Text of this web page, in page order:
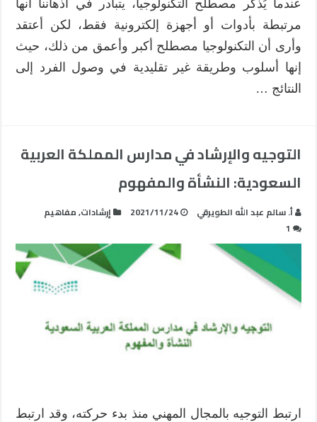
عندما يُذكر مصطلح التكنولوجيا، يتبادر في أذهاننا أنها
مرتبطة بأدوات أو أجهزة إلكترونية فقط، لكن أعتقد
وأرى أن التكنولوجيا مصطلح أكبر وأعمق من ذلك، حيث
إنها أسلوب وطريقة غير تقليدية في وصول الفرد إلى
النتائج …
التوجيه والإرشاد في مدارس المملكة العربية
السعودية: النشأة والمفهوم
أ. سالم عبد الله الطويرقي 2021/11/24 إرشادات,مفاهيم
1
ارتبط التوجيه بالمجال المهني منذ بدء حركته، وقد ارتبط